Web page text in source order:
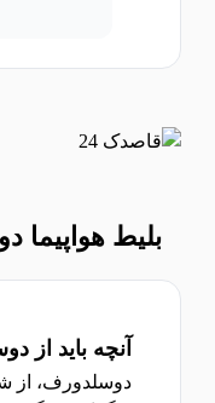
بلیط هواپیما
آنچه باید از
دوسلدورف، از